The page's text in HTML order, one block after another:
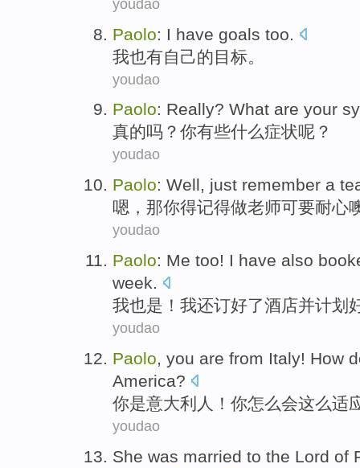
youdao
Paolo: I have goals too
我也有自己的目标。
youdao
Paolo: Really? What are your
真的吗？ 你有些什么症状呢？
youdao
Paolo: Well, just remember a
嗯，那你得记得做老师可要耐心
youdao
Paolo: Me too! I have also
week.
我也是 ！ 我还订好了酒店并计划
youdao
Paolo, you are from Italy! How
America?
你是意大利 人！你怎么会这么适
youdao
She was married to the Lord of